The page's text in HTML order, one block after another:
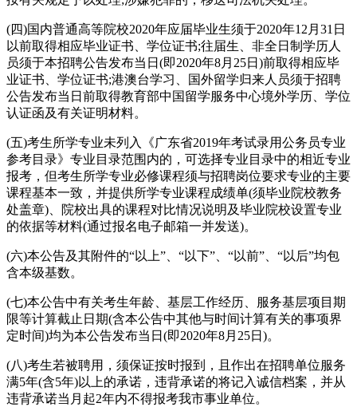
(四)国内普通高等院校2020年应届毕业生须于2020年12月31日
以前取得相应毕业证书、学位证书;往届生、非全日制学历人
员须于本招聘公告发布当日(即2020年8月25日)前取得相应毕
业证书、学位证书;港澳台学习、国外留学归来人员须于招聘
公告发布当日前取得教育部中国留学服务中心境外学历、学位
认证函及有关证明材料。
(五)考生所学专业未列入《广东省2019年考试录用公务员专业
参考目录》专业目录范围内的，可选择专业目录中的相近专业
报考，但考生所学专业必修课程须与招聘岗位要求专业的主要
课程基本一致，并提供所学专业课程成绩单(须毕业院校教务
处盖章)、院校出具的课程对比情况说明及毕业院校设置专业
的依据等材料(通过报名电子邮箱一并发送)。
(六)本公告及其附件的“以上”、“以下”、“以前”、“以后”均包
含本级基数。
(七)本公告中有关考生年龄、基层工作经历、服务基层项目期
限等计算截止日期(含本公告中其他与时间计算有关的事项界
定时间)均为本公告发布当日(即2020年8月25日)。
(八)考生若被聘用，须保证按时报到，且作出在招聘单位服务
满5年(含5年)以上的承诺，违背承诺的将记入诚信档案，并从
违背承诺当月起2年内不得报考我市事业单位。